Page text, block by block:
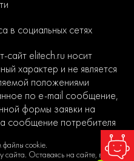
в социальных сетях
сайт elitech.ru носит
характер и не является
положениями
по e-mail сообщение,
формы заявки на
сообщение потребителя
cookie.
сайта. Оставаясь на сайте, вы